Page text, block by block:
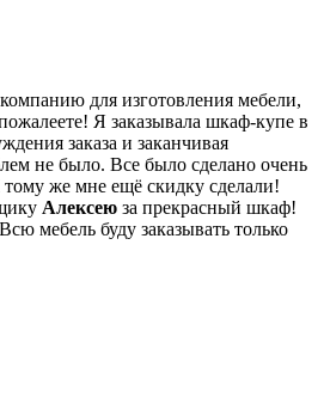
для изготовления мебели,
Я заказывала шкаф-купе в
заказа и заканчивая
не было. Все было сделано очень
же мне ещё скидку сделали!
Алексею за прекрасный шкаф!
мебель буду заказывать только